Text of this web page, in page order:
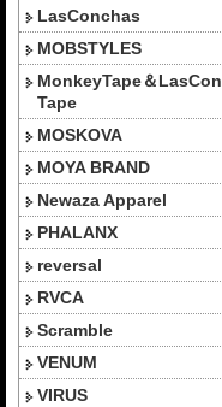
LasConchas
MOBSTYLES
MonkeyTape＆LasCon
Tape
MOSKOVA
MOYA BRAND
Newaza Apparel
PHALANX
reversal
RVCA
Scramble
VENUM
VIRUS